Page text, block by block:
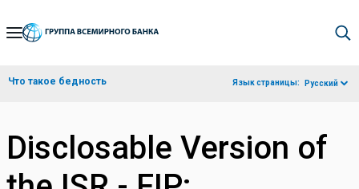
Skip
Navigation
Что такое бедность Язык страницы: Русский
Disclosable Version of